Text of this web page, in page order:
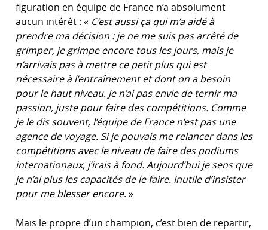
figuration en équipe de France n’a absolument
aucun intérêt : « C’est aussi ça qui m’a aidé à
prendre ma décision : je ne me suis pas arrêté de
grimper, je grimpe encore tous les jours, mais je
n’arrivais pas à mettre ce petit plus qui est
nécessaire à l’entraînement et dont on a besoin
pour le haut niveau. Je n’ai pas envie de ternir ma
passion, juste pour faire des compétitions. Comme
je le dis souvent, l’équipe de France n’est pas une
agence de voyage. Si je pouvais me relancer dans les
compétitions avec le niveau de faire des podiums
internationaux, j’irais à fond. Aujourd’hui je sens que
je n’ai plus les capacités de le faire. Inutile d’insister
pour me blesser encore. »
Mais le propre d’un champion, c’est bien de repartir,